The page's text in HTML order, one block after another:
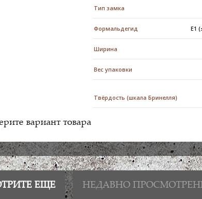
Тип замка
Формальдегид E1
Ширина
Вес упаковки
Твёрдость (шкала Бринелля)
вариант товара
ЕЩЕ НЕДАВНО